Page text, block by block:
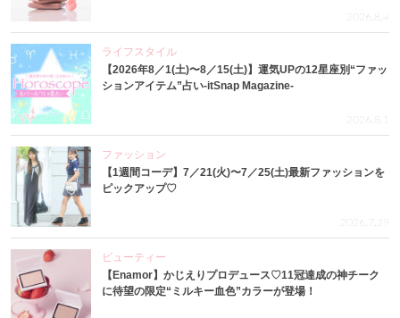
2026.8.4
ライフスタイル
【2026年8／1(土)〜8／15(土)】運気UPの12星座別“ファッ
ションアイテム”占い-itSnap Magazine-
2026.8.1
ファッション
【1週間コーデ】7／21(火)〜7／25(土)最新ファッションを
ピックアップ♡
2026.7.29
ビューティー
【Enamor】かじえりプロデュース♡11冠達成の神チーク
に待望の限定“ミルキー血色”カラーが登場！